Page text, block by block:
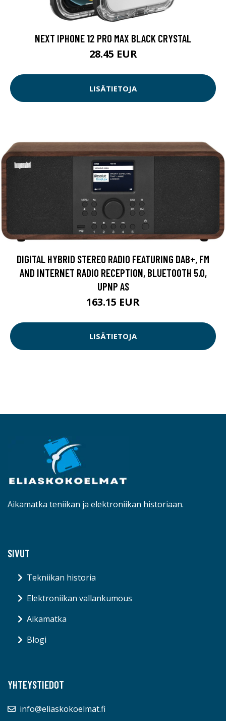
NEXT IPHONE 12 PRO MAX BLACK CRYSTAL
28.45 EUR
LISÄTIETOJA
DIGITAL HYBRID STEREO RADIO FEATURING DAB+, FM
AND INTERNET RADIO RECEPTION, BLUETOOTH 5.0,
UPNP AS
163.15 EUR
LISÄTIETOJA
Aikamatka teniikan ja elektroniikan historiaan.
SIVUT
Tekniikan historia
Elektroniikan vallankumous
Aikamatka
Blogi
YHTEYSTIEDOT
info@eliaskokoelmat.fi